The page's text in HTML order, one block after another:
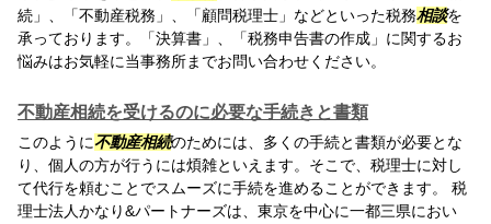
続」、「不動産税務」、「顧問税理士」などといった税務相談を
承っております。「決算書」、「税務申告書の作成」に関するお
悩みはお気軽に当事務所までお問い合わせください。
不動産相続を受けるのに必要な手続きと書類
このように不動産相続のためには、多くの手続と書類が必要とな
り、個人の方が行うには煩雑といえます。そこで、税理士に対し
て代行を頼むことでスムーズに手続を進めることができます。 税
理士法人かなり&パートナーズは、東京を中心に一都三県におい